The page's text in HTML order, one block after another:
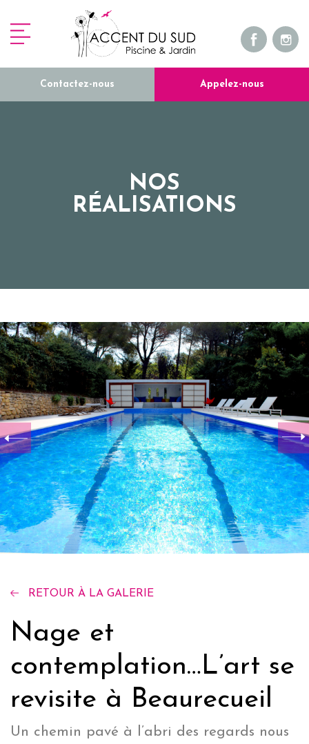
Contactez-nous Appelez-nous
NOS
RÉALISATIONS
RETOUR À LA GALERIE
Nage et
contemplation…L’art se
revisite à Beaurecueil
Un chemin pavé à l’abri des regards nous